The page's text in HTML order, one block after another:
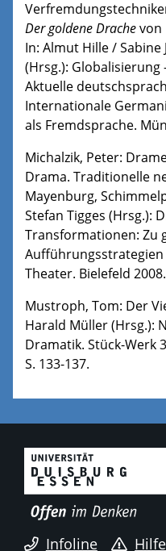
Der goldene Drachevon
In: Almut Hille /
(Hrsg.): Globalisierung
Aktuelle
Internationale
als Fremdsprache.
Michalzik, Peter:
Drama. Traditionelle
Mayenburg,
Stefan Tigges (Hrsg.):
Transformationen: Zu
Theater. Bielefeld
Mustroph, Tom: Der
Harald Müller (Hrsg.):
Dramatik. Stück-Werk
S. 133-137.
Infoline